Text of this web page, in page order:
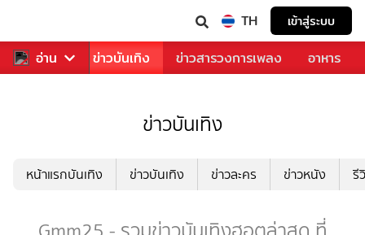
TH เข้าสู่ระบบ
อ่าน
ฬา ข่าว ข่าวบันเทิง ข่าวสารวงการเพลง อาหาร
ข่าวบันเทิง
หน้าแรกบันเทิง ข่าวบันเทิง ข่าวละคร ข่าวหนัง รี